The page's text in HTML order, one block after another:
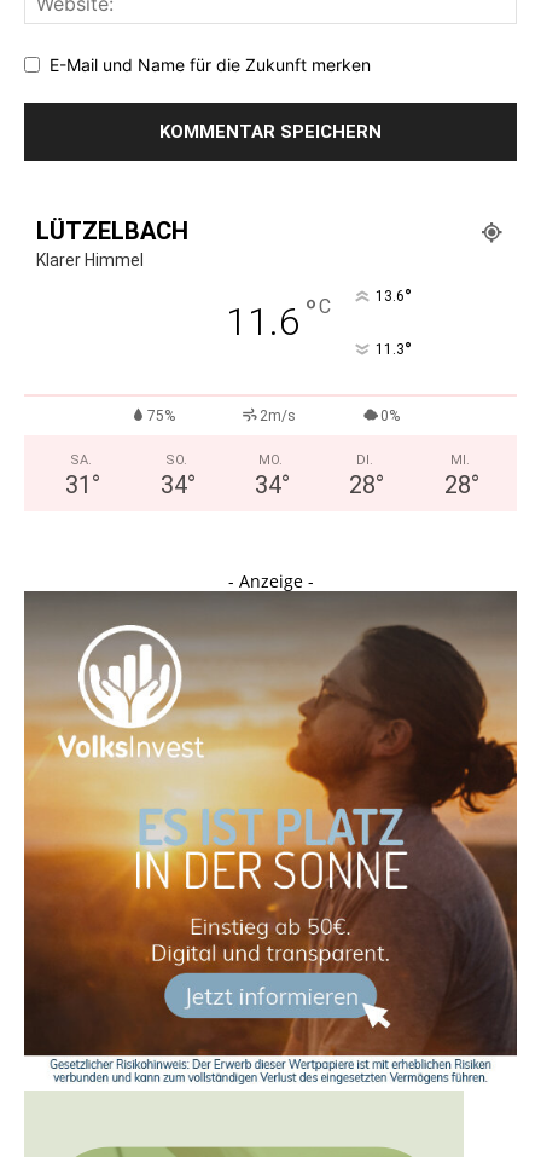
E-Mail und Name für die Zukunft merken
LÜTZELBACH
Klarer Himmel
11.6 °C 13.6°
11.3°
75% 2m/s 0%
SA.
31 °
SO.
34°
MO.
34°
DI.
28°
MI.
28°
- Anzeige -